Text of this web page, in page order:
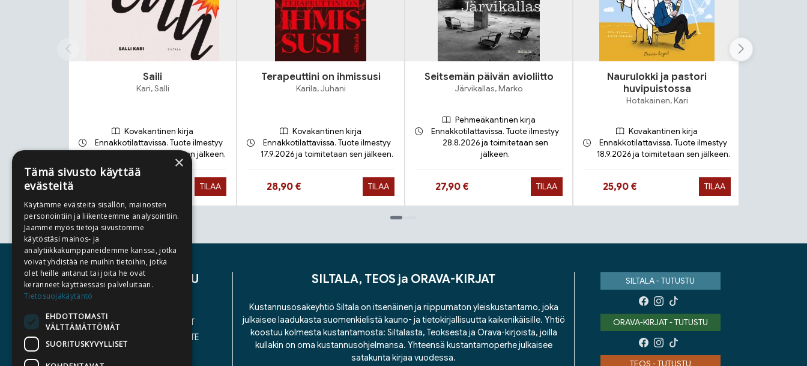
Saili
Kari, Salli
Kovakantinen kirja
Ennakkotilattavissa. Tuote ilmestyy
21.9.2026 ja toimitetaan sen jälkeen.
TILAA
Terapeuttini on ihmissusi
Karila, Juhani
Kovakantinen kirja
Ennakkotilattavissa. Tuote ilmestyy
17.9.2026 ja toimitetaan sen jälkeen.
Hinta nyt
28,90 € TILAA
Seitsemän päivän avioliitto
Järvikallas, Marko
Pehmeäkantinen kirja
Ennakkotilattavissa. Tuote ilmestyy
28.8.2026 ja toimitetaan sen
jälkeen.
Hinta nyt
27,90 € TILAA
Naurulokki ja pastori
huvipuistossa
Hotakainen, Kari
Kovakantinen kirja
Ennakkotilattavissa. Tuote ilmestyy
18.9.2026 ja toimitetaan sen jälkeen.
Hinta nyt
25,90 € TILAA
Tuoteluettelon loppu
ASIAKASPALVELU
YLEISET TOIMITUSEHDOT
SAAVUTETTAVUUSSELOSTE
SILTALA, TEOS ja ORAVA-KIRJAT
Kustannusosakeyhtiö Siltala on itsenäinen ja riippumaton yleiskustantamo, joka
julkaisee laadukasta suomenkielistä kauno- ja tietokirjallisuutta kaikenikäisille. Yhtiö
koostuu kolmesta kustantamosta: Siltalasta, Teoksesta ja Orava-kirjoista, joilla
kullakin on oma kustannusohjelmansa. Yhteensä kustantamoperhe julkaisee
satakunta kirjaa vuodessa.
SILTALA - TUTUSTU
ORAVA-KIRJAT - TUTUSTU
TEOS - TUTUSTU
×
Tämä sivusto käyttää
evästeitä
Käytämme evästeitä sisällön, mainosten
personointiin ja liikenteemme analysointiin.
Jaamme myös tietoja sivustomme
käytöstäsi mainos- ja
analytiikkakumppaneidemme kanssa, jotka
voivat yhdistää ne muihin tietoihin, jotka
olet heille antanut tai joita he ovat
keränneet käyttäessäsi palveluitaan.
Tietosuojakäytäntö
EHDOTTOMASTI
VÄLTTÄMÄTTÖMÄT
SUORITUSKYVYLLISET